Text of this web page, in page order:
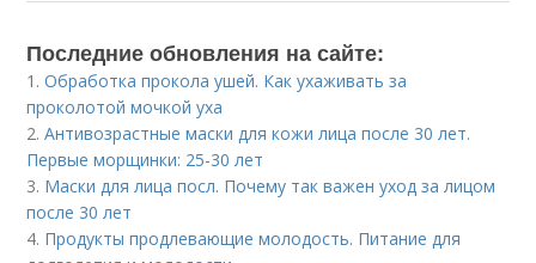
Последние обновления на сайте:
1.Обработка прокола ушей. Как ухаживать за
проколотой мочкой уха
2.Антивозрастные маски для кожи лица после 30 лет.
Первые морщинки: 25-30 лет
3. Маски для лица посл. Почему так важен уход за лицом
после 30 лет
4. Продукты продлевающие молодость. Питание для